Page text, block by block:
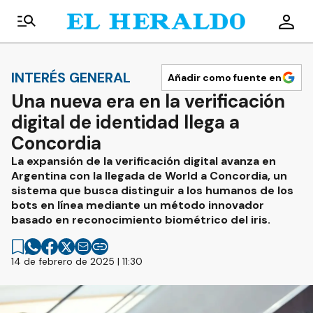
INTERÉS GENERAL Añadir como fuente en
Una nueva era en la verificación
digital de identidad llega a
Concordia
La expansión de la verificación digital avanza en
Argentina con la llegada de World a Concordia, un
sistema que busca distinguir a los humanos de los
bots en línea mediante un método innovador
basado en reconocimiento biométrico del iris.
14 de febrero de 2025 | 11:30